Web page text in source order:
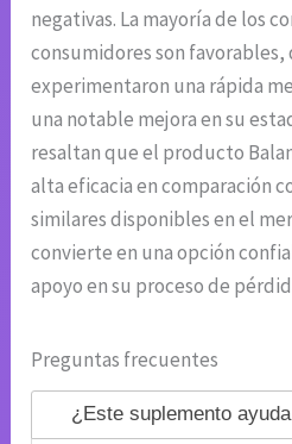
negativas. La mayoría de los
consumidores son
experimentaron una rápida
una notable mejora en su
resaltan que el producto
alta eficacia en comparación
similares disponibles en el
convierte en una opción
apoyo en su proceso de
Preguntas frecuentes
¿Este suplemento